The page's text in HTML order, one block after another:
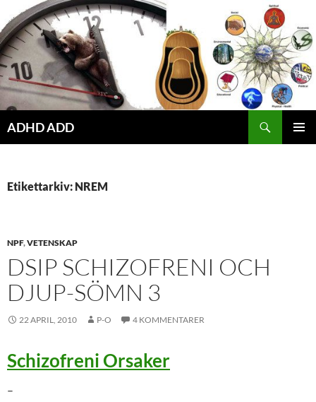
Hoppa
till
innehåll
ADHD ADD
Etikettarkiv: NREM
NPF,VETENSKAP
DSIP SCHIZOFRENI OCH
DJUP-SÖMN 3
22 APRIL, 2010 P-O 4 KOMMENTARER
Schizofreni Orsaker
–